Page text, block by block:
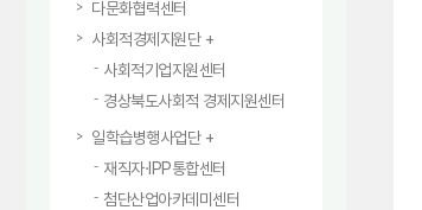
다문화협력센터
사회적경제지원단
사회적기업지원센터
경상북도사회적 경제지원센터
일학습병행사업단
재직자·IPP통합센터
첨단산업아카데미센터